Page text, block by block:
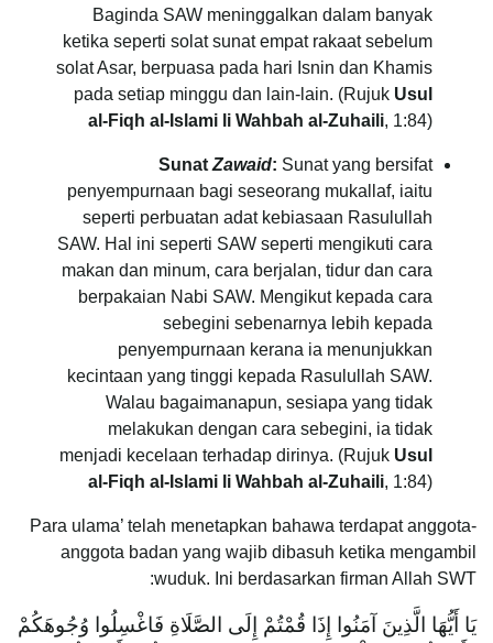
Baginda SAW meninggalkan dalam banyak
ketika seperti solat sunat empat rakaat sebelum
solat Asar, berpuasa pada hari Isnin dan Khamis
pada setiap minggu dan lain-lain. (Rujuk Usul
al-Fiqh al-Islami li Wahbah al-Zuhaili, 1:84)
Sunat Zawaid: Sunat yang bersifat
penyempurnaan bagi seseorang mukallaf, iaitu
seperti perbuatan adat kebiasaan Rasulullah
SAW. Hal ini seperti SAW seperti mengikuti cara
makan dan minum, cara berjalan, tidur dan cara
berpakaian Nabi SAW. Mengikut kepada cara
sebegini sebenarnya lebih kepada
penyempurnaan kerana ia menunjukkan
kecintaan yang tinggi kepada Rasulullah SAW.
Walau bagaimanapun, sesiapa yang tidak
melakukan dengan cara sebegini, ia tidak
menjadi kecelaan terhadap dirinya. (Rujuk Usul
al-Fiqh al-Islami li Wahbah al-Zuhaili, 1:84)
Para ulama’ telah menetapkan bahawa terdapat anggota-
anggota badan yang wajib dibasuh ketika mengambil
wuduk. Ini berdasarkan firman Allah SWT:
يَا أَيُّهَا الَّذِينَ آمَنُوا إِذَا قُمْتُمْ إِلَى الصَّلَاةِ فَاغْسِلُوا وُجُوهَكُمْ